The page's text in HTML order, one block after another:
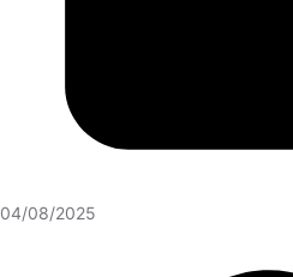
04/08/2025